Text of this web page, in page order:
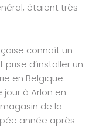
étaient très
connaît un
d’installer un
en Belgique.
jour à Arlon en
de la
année après